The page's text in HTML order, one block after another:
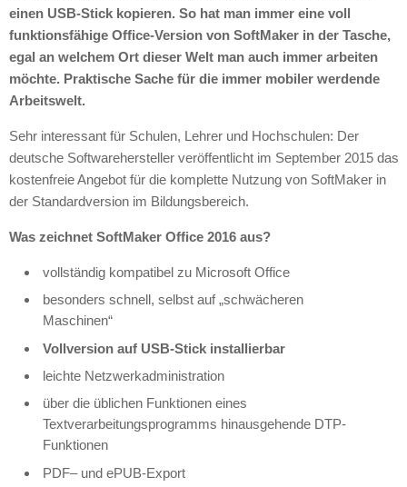
einen USB-Stick kopieren. So hat man immer eine voll
funktionsfähige Office-Version von SoftMaker in der Tasche,
egal an welchem Ort dieser Welt man auch immer arbeiten
möchte. Praktische Sache für die immer mobiler werdende
Arbeitswelt.
Sehr interessant für Schulen, Lehrer und Hochschulen: Der
deutsche Softwarehersteller veröffentlicht im September 2015 das
kostenfreie Angebot für die komplette Nutzung von SoftMaker in
der Standardversion im Bildungsbereich.
Was zeichnet SoftMaker Office 2016 aus?
vollständig kompatibel zu Microsoft Office
besonders schnell, selbst auf „schwächeren
Maschinen“
Vollversion auf USB-Stick installierbar
leichte Netzwerkadministration
über die üblichen Funktionen eines
Textverarbeitungsprogramms hinausgehende DTP-
Funktionen
PDF– und ePUB-Export